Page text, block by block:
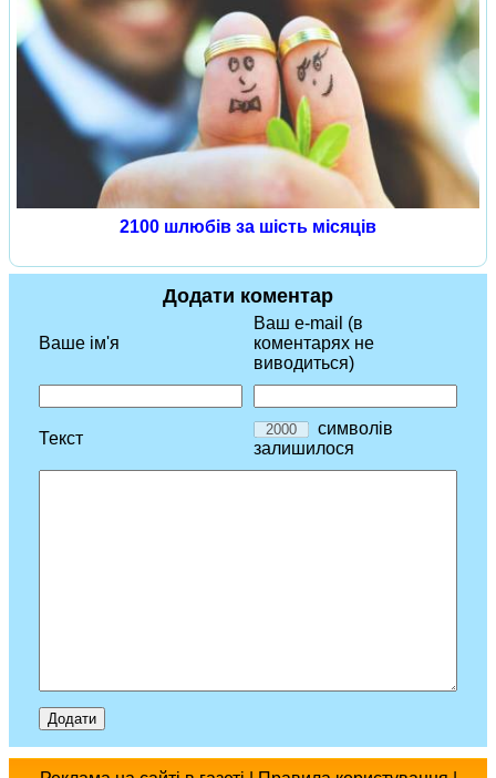
2100 шлюбів за шість місяців
Додати коментар
Ваше ім'я
Ваш e-mail (в
коментарях не
виводиться)
Текст
символів
залишилося